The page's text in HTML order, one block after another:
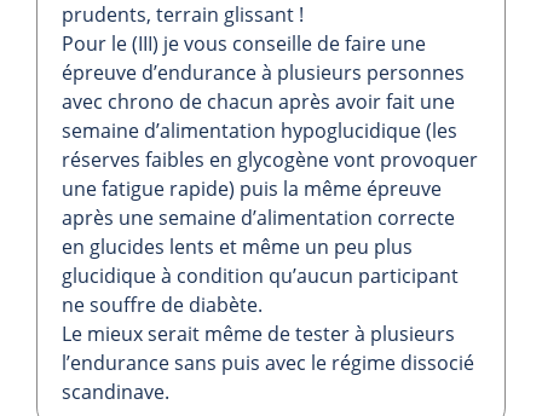
prudents, terrain glissant !
Pour le (III) je vous conseille de faire une
épreuve d’endurance à plusieurs personnes
avec chrono de chacun après avoir fait une
semaine d’alimentation hypoglucidique (les
réserves faibles en glycogène vont provoquer
une fatigue rapide) puis la même épreuve
après une semaine d’alimentation correcte
en glucides lents et même un peu plus
glucidique à condition qu’aucun participant
ne souffre de diabète.
Le mieux serait même de tester à plusieurs
l’endurance sans puis avec le régime dissocié
scandinave.